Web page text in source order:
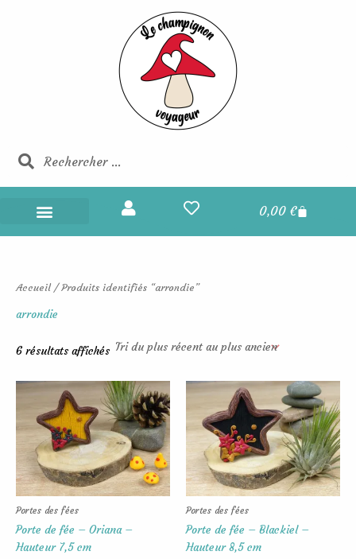
RechercherRechercher
0,00 €Panier
Accueil / Produits identifiés “arrondie”
arrondie
6 résultats affichés
récent
plus
ancien
Portes des fées
Porte de fée – Oriana –
Hauteur 7,5 cm
Portes des fées
Porte de fée – Blackiel –
Hauteur 8,5 cm